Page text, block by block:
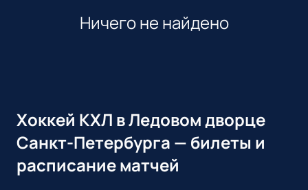
Ничего не найдено
Хоккей КХЛ в Ледовом дворце
Санкт-Петербурга — билеты и
расписание матчей